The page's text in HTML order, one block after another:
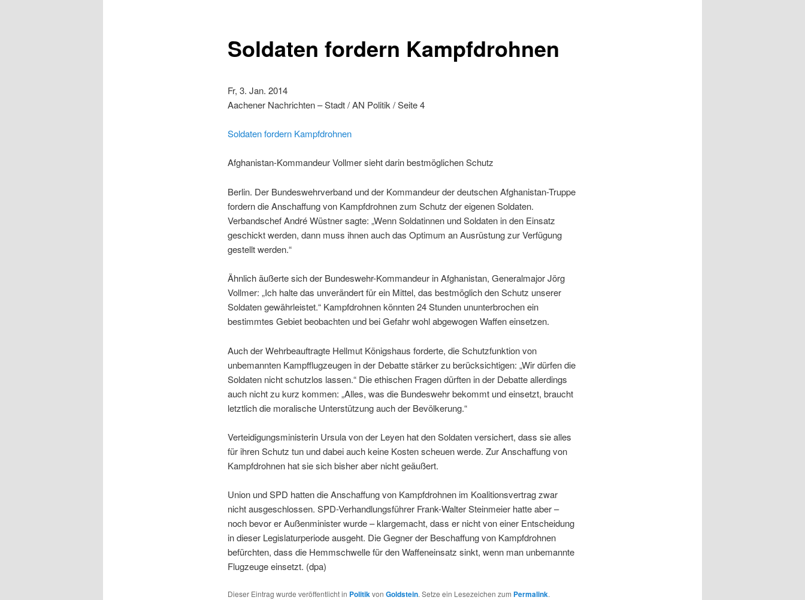
Soldaten fordern Kampfdrohnen
Fr, 3. Jan. 2014
Aachener Nachrichten – Stadt / AN Politik / Seite 4
Soldaten fordern Kampfdrohnen
Afghanistan-Kommandeur Vollmer sieht darin bestmöglichen Schutz
Berlin. Der Bundeswehrverband und der Kommandeur der deutschen Afghanistan-Truppe
fordern die Anschaffung von Kampfdrohnen zum Schutz der eigenen Soldaten.
Verbandschef André Wüstner sagte: „Wenn Soldatinnen und Soldaten in den Einsatz
geschickt werden, dann muss ihnen auch das Optimum an Ausrüstung zur Verfügung
gestellt werden.“
Ähnlich äußerte sich der Bundeswehr-Kommandeur in Afghanistan, Generalmajor Jörg
Vollmer: „Ich halte das unverändert für ein Mittel, das bestmöglich den Schutz unserer
Soldaten gewährleistet.“ Kampfdrohnen könnten 24 Stunden ununterbrochen ein
bestimmtes Gebiet beobachten und bei Gefahr wohl abgewogen Waffen einsetzen.
Auch der Wehrbeauftragte Hellmut Königshaus forderte, die Schutzfunktion von
unbemannten Kampfflugzeugen in der Debatte stärker zu berücksichtigen: „Wir dürfen die
Soldaten nicht schutzlos lassen.“ Die ethischen Fragen dürften in der Debatte allerdings
auch nicht zu kurz kommen: „Alles, was die Bundeswehr bekommt und einsetzt, braucht
letztlich die moralische Unterstützung auch der Bevölkerung.“
Verteidigungsministerin Ursula von der Leyen hat den Soldaten versichert, dass sie alles
für ihren Schutz tun und dabei auch keine Kosten scheuen werde. Zur Anschaffung von
Kampfdrohnen hat sie sich bisher aber nicht geäußert.
Union und SPD hatten die Anschaffung von Kampfdrohnen im Koalitionsvertrag zwar
nicht ausgeschlossen. SPD-Verhandlungsführer Frank-Walter Steinmeier hatte aber –
noch bevor er Außenminister wurde – klargemacht, dass er nicht von einer Entscheidung
in dieser Legislaturperiode ausgeht. Die Gegner der Beschaffung von Kampfdrohnen
befürchten, dass die Hemmschwelle für den Waffeneinsatz sinkt, wenn man unbemannte
Flugzeuge einsetzt. (dpa)
Dieser Eintrag wurde veröffentlicht in Politikvon Goldstein. Setze ein Lesezeichen zum Permalink.